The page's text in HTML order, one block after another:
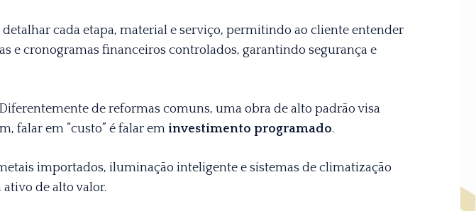
cada etapa, material e serviço, permitindo ao cliente entender
e cronogramas financeiros controlados, garantindo segurança e
de reformas comuns, uma obra de alto padrão visa
falar em “custo” é falar em investimento programado.
importados, iluminação inteligente e sistemas de climatização
de alto valor.